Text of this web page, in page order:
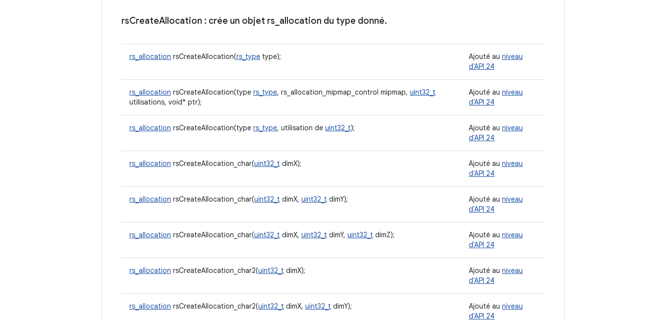
rsCreateAllocation : crée un objet rs allocation du type donné.
rs_allocation rsCreateAllocation(rs_type type); Ajouté au niveau
d'API 24
rs_allocation rsCreateAllocation(type rs_type, rs_allocation_mipmap_control mipmap, uint32_t
utilisations, void* ptr);
Ajouté au niveau
d'API 24
rs_allocation rsCreateAllocation(type rs_type, utilisation de uint32_t); Ajouté au niveau
d'API 24
rs_allocation rsCreateAllocation_char(uint32_t dimX); Ajouté au niveau
d'API 24
rs_allocation rsCreateAllocation_char(uint32_t dimX, uint32_t dimY); Ajouté au niveau
d'API 24
rs_allocation rsCreateAllocation_char(uint32_t dimX, uint32_t dimY, uint32_t dimZ); Ajouté au niveau
d'API 24
rs_allocation rsCreateAllocation_char2(uint32_t dimX); Ajouté au niveau
d'API 24
rs_allocation rsCreateAllocation_char2(uint32_t dimX, uint32_t dimY); Ajouté au niveau
d'API 24